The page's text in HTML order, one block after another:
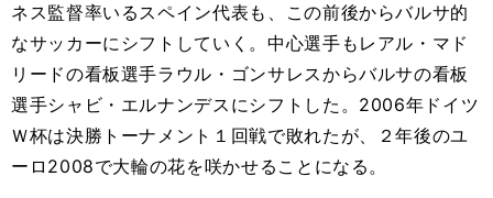
ネス監督率いるスペイン代表も、この前後からバルサ的
なサッカーにシフトしていく。中心選手もレアル・マド
リードの看板選手ラウル・ゴンサレスからバルサの看板
選手シャビ・エルナンデスにシフトした。2006年ドイツ
Ｗ杯は決勝トーナメント１回戦で敗れたが、２年後のユ
ーロ2008で大輪の花を咲かせることになる。